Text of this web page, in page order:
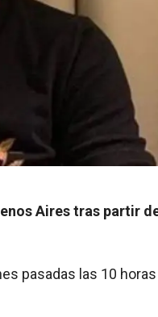
Aires tras partir
pasadas las 10